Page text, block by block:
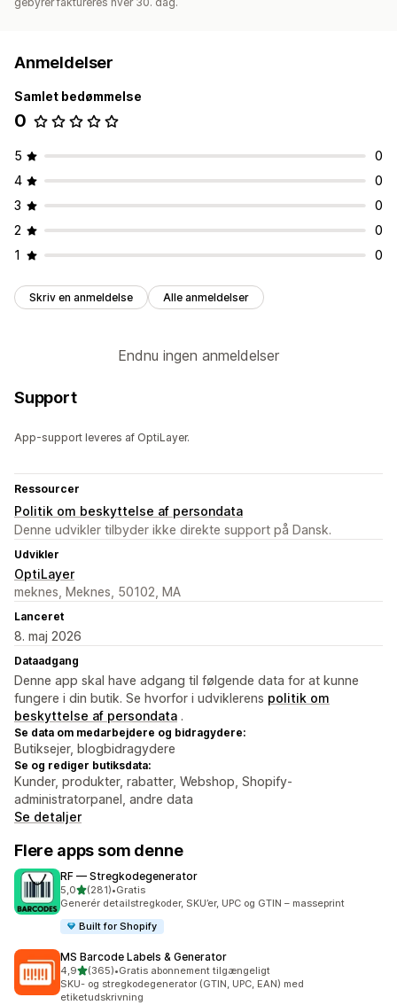
Anmeldelser
Samlet bedømmelse
0
5
0
4
0
3
0
2
0
1
0
Skriv en anmeldelse Alle anmeldelser
Endnu ingen anmeldelser
Support
App-support leveres af OptiLayer.
Ressourcer
Politik om beskyttelse af persondata
Denne udvikler tilbyder ikke direkte support på Dansk.
Udvikler
OptiLayer
meknes, Meknes, 50102, MA
Lanceret
8. maj 2026
Dataadgang
Denne app skal have adgang til følgende data for at kunne
fungere i din butik. Se hvorfor i udviklerens politik om
beskyttelse af persondata .
Se data om medarbejdere og bidragydere:
Butiksejer, blogbidragydere
Se og rediger butiksdata:
Kunder, produkter, rabatter, Webshop, Shopify-
administratorpanel, andre data
Se detaljer
Flere apps som denne
RF — Stregkodegenerator
5,0ud af 5 stjerner
(281)
281 anmeldelser i alt
•Gratis
Generér detailstregkoder, SKU’er, UPC og GTIN – masseprint
Built for Shopify
MS Barcode Labels & Generator
4,9ud af 5 stjerner
(365)
365 anmeldelser i alt
•Gratis abonnement tilgængeligt
SKU- og stregkodegenerator (GTIN, UPC, EAN) med
etiketudskrivning